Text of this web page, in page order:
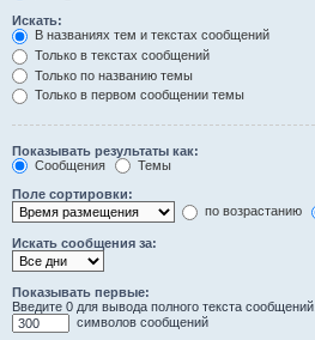
Искать:
В названиях тем и текстах сообщений
Только в текстах сообщений
Только по названию темы
Только в первом сообщении темы
Показывать результаты как:
Сообщения
Темы
Поле сортировки:
по возрастанию
Искать сообщения за:
Показывать первые:
Введите 0 для вывода полного текста сообщений.
символов сообщений